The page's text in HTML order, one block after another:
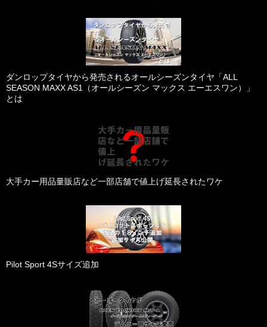
ダンロップタイヤから発売されるオールシーズンタイヤ「ALL
SEASON MAXX AS1（オールシーズン マックス エーエスワン）」
とは
大手カー用品量販店など一部店舗で値上げ延長されたワケ
Pilot Sport 4Sサイズ追加